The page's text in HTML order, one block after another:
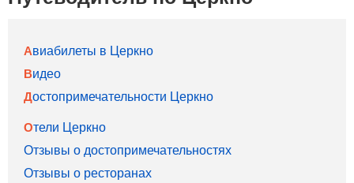
Авиабилеты в Церкно
Видео
Достопримечательности Церкно
Отели Церкно
Отзывы о достопримечательностях
Отзывы о ресторанах